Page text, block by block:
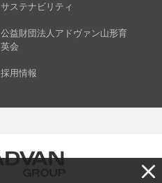
サステナビリティ
公益財団法人アドヴァン山形育
英会
採用情報